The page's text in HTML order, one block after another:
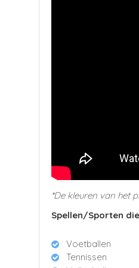
*De kleuren van het
Spellen/Sporten
Voetballen
Tennissen